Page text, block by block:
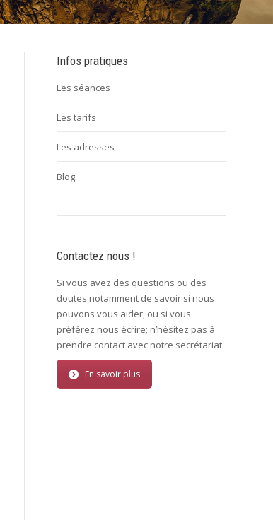
Infos pratiques
Les séances
Les tarifs
Les adresses
Blog
Contactez nous !
Si vous avez des questions ou des
doutes notamment de savoir si nous
pouvons vous aider, ou si vous
préférez nous écrire; n’hésitez pas à
prendre contact avec notre secrétariat.
En savoir plus